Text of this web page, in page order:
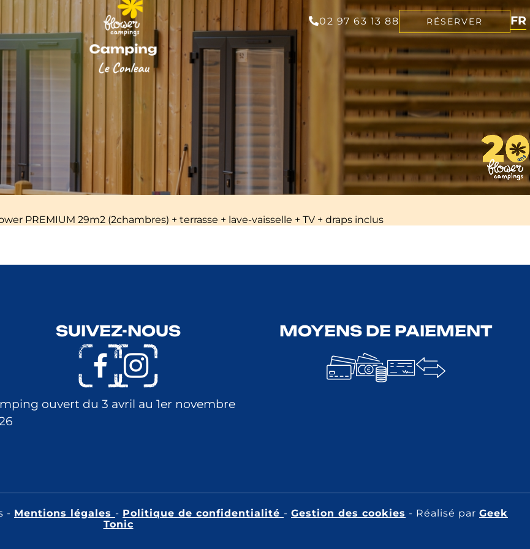
02 97 63 13 88 RÉSERVER
FR
EN
NL
DE
PREMIUM 29m2 (2chambres) + terrasse + lave-vaisselle + TV + draps inclus
SUIVEZ-NOUS
ouvert du 3 avril au 1er novembre
MOYENS DE PAIEMENT
- Mentions légales - Politique de confidentialité - Gestion des cookies - Réalisé par Geek
Tonic